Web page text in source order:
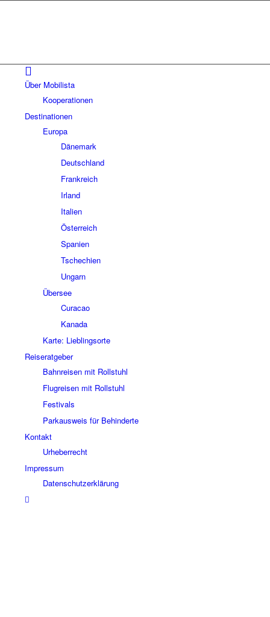
Über Mobilista
Kooperationen
Destinationen
Europa
Dänemark
Deutschland
Frankreich
Irland
Italien
Österreich
Spanien
Tschechien
Ungarn
Übersee
Curacao
Kanada
Karte: Lieblingsorte
Reiseratgeber
Bahnreisen mit Rollstuhl
Flugreisen mit Rollstuhl
Festivals
Parkausweis für Behinderte
Kontakt
Urheberrecht
Impressum
Datenschutzerklärung